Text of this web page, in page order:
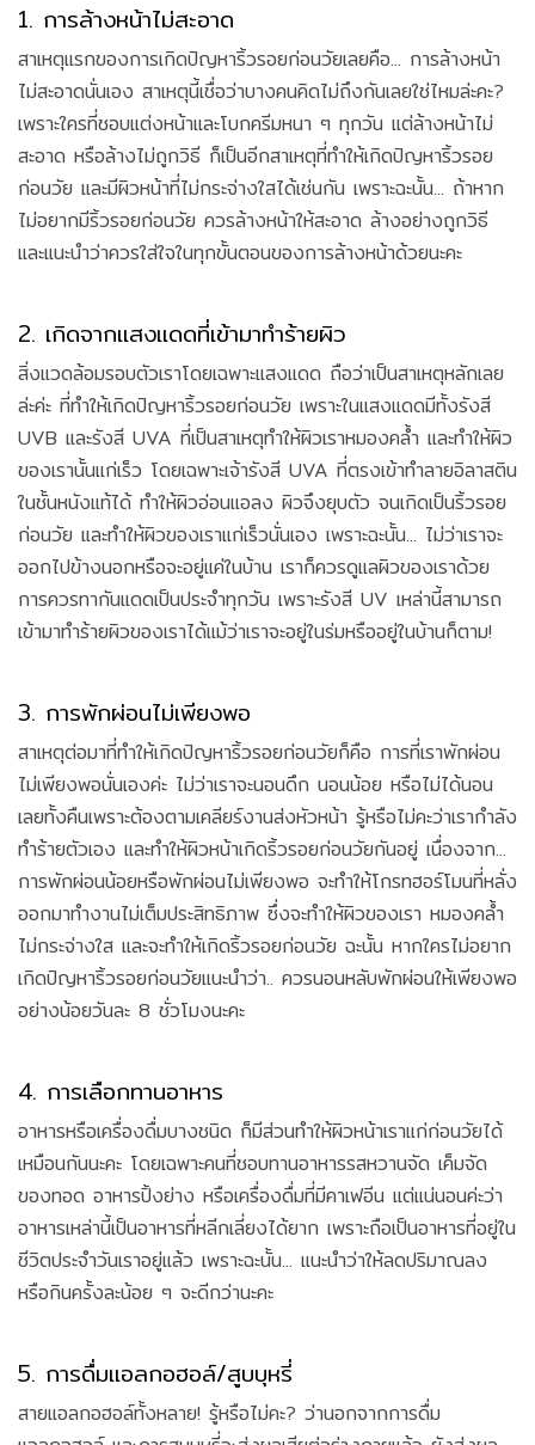
1. การล้างหน้าไม่สะอาด
สาเหตุแรกของการเกิดปัญหาริ้วรอยก่อนวัยเลยคือ... การล้างหน้า
ไม่สะอาดนั่นเอง สาเหตุนี้เชื่อว่าบางคนคิดไม่ถึงกันเลยใช่ไหมล่ะคะ?
เพราะใครที่ชอบแต่งหน้าและโบกครีมหนา ๆ ทุกวัน แต่ล้างหน้าไม่
สะอาด หรือล้างไม่ถูกวิธี ก็เป็นอีกสาเหตุที่ทำให้เกิดปัญหาริ้วรอย
ก่อนวัย และมีผิวหน้าที่ไม่กระจ่างใสได้เช่นกัน เพราะฉะนั้น... ถ้าหาก
ไม่อยากมีริ้วรอยก่อนวัย ควรล้างหน้าให้สะอาด ล้างอย่างถูกวิธี
และแนะนำว่าควรใส่ใจในทุกขั้นตอนของการล้างหน้าด้วยนะคะ
2. เกิดจากแสงแดดที่เข้ามาทำร้ายผิว
สิ่งแวดล้อมรอบตัวเราโดยเฉพาะแสงแดด ถือว่าเป็นสาเหตุหลักเลย
ล่ะค่ะ ที่ทำให้เกิดปัญหาริ้วรอยก่อนวัย เพราะในแสงแดดมีทั้งรังสี
UVB และรังสี UVA ที่เป็นสาเหตุทำให้ผิวเราหมองคล้ำ และทำให้ผิว
ของเรานั้นแก่เร็ว โดยเฉพาะเจ้ารังสี UVA ที่ตรงเข้าทำลายอิลาสติน
ในชั้นหนังแท้ได้ ทำให้ผิวอ่อนแอลง ผิวจึงยุบตัว จนเกิดเป็นริ้วรอย
ก่อนวัย และทำให้ผิวของเราแก่เร็วนั่นเอง เพราะฉะนั้น... ไม่ว่าเราจะ
ออกไปข้างนอกหรือจะอยู่แค่ในบ้าน เราก็ควรดูแลผิวของเราด้วย
การควรทากันแดดเป็นประจำทุกวัน เพราะรังสี UV เหล่านี้สามารถ
เข้ามาทำร้ายผิวของเราได้แม้ว่าเราจะอยู่ในร่มหรืออยู่ในบ้านก็ตาม!
3. การพักผ่อนไม่เพียงพอ
สาเหตุต่อมาที่ทำให้เกิดปัญหาริ้วรอยก่อนวัยก็คือ การที่เราพักผ่อน
ไม่เพียงพอนั่นเองค่ะ ไม่ว่าเราจะนอนดึก นอนน้อย หรือไม่ได้นอน
เลยทั้งคืนเพราะต้องตามเคลียร์งานส่งหัวหน้า รู้หรือไม่คะว่าเรากำลัง
ทำร้ายตัวเอง และทำให้ผิวหน้าเกิดริ้วรอยก่อนวัยกันอยู่ เนื่องจาก...
การพักผ่อนน้อยหรือพักผ่อนไม่เพียงพอ จะทำให้โกรทฮอร์โมนที่หลั่ง
ออกมาทำงานไม่เต็มประสิทธิภาพ ซึ่งจะทำให้ผิวของเรา หมองคล้ำ
ไม่กระจ่างใส และจะทำให้เกิดริ้วรอยก่อนวัย ฉะนั้น หากใครไม่อยาก
เกิดปัญหาริ้วรอยก่อนวัยแนะนำว่า.. ควรนอนหลับพักผ่อนให้เพียงพอ
อย่างน้อยวันละ 8 ชั่วโมงนะคะ
4. การเลือกทานอาหาร
อาหารหรือเครื่องดื่มบางชนิด ก็มีส่วนทำให้ผิวหน้าเราแก่ก่อนวัยได้
เหมือนกันนะคะ โดยเฉพาะคนที่ชอบทานอาหารรสหวานจัด เค็มจัด
ของทอด อาหารปิ้งย่าง หรือเครื่องดื่มที่มีคาเฟอีน แต่แน่นอนค่ะว่า
อาหารเหล่านี้เป็นอาหารที่หลีกเลี่ยงได้ยาก เพราะถือเป็นอาหารที่อยู่ใน
ชีวิตประจำวันเราอยู่แล้ว เพราะฉะนั้น... แนะนำว่าให้ลดปริมาณลง
หรือกินครั้งละน้อย ๆ จะดีกว่านะคะ
5. การดื่มแอลกอฮอล์/สูบบุหรี่
สายแอลกอฮอล์ทั้งหลาย! รู้หรือไม่คะ? ว่านอกจากการดื่ม